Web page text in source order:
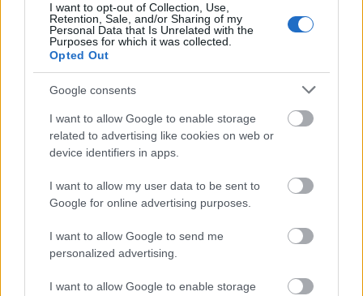
I want to opt-out of Collection, Use,
Retention, Sale, and/or Sharing of my
Personal Data that Is Unrelated with the
Purposes for which it was collected.
Opted Out
Google consents
I want to allow Google to enable storage
related to advertising like cookies on web or
device identifiers in apps.
I want to allow my user data to be sent to
Google for online advertising purposes.
I want to allow Google to send me
personalized advertising.
I want to allow Google to enable storage
Γιορτή λήξης με συναυλία για τις Κατασκηνώσεις του
Δήμου Πατρέων ΦΩΤ0